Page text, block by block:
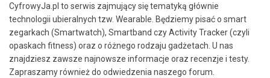
CyfrowyJa.pl to serwis zajmujący się tematyką głównie
technologii ubieralnych tzw. Wearable. Będziemy pisać o smart
zegarkach (Smartwatch), Smartband czy Activity Tracker (czyli
opaskach fitness) oraz o różnego rodzaju gadżetach. U nas
znajdziesz zawsze najnowsze informacje oraz recenzje i testy.
Zapraszamy również do odwiedzenia naszego forum.